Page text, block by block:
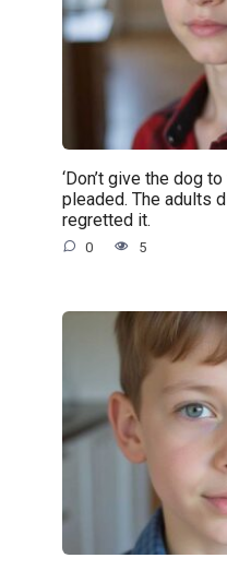
‘Don’t give the dog
pleaded. The adults
regretted it.
0 5